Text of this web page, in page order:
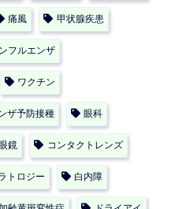
痛風 甲状腺疾患
フルエンザ
ワクチン
ザ予防接種 眼科
眼鏡 コンタクトレンズ
トロジー 白内障